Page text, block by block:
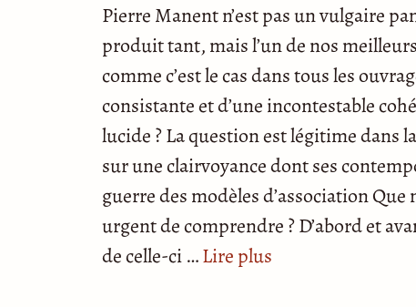
Pierre Manent n’est pas un vulgaire
produit tant, mais l’un de nos
comme c’est le cas dans tous les
consistante et d’une incontestable
lucide ? La question est légitime dans
sur une clairvoyance dont ses
guerre des modèles d’association
urgent de comprendre ? D’abord et
de celle-ci …Lire plus